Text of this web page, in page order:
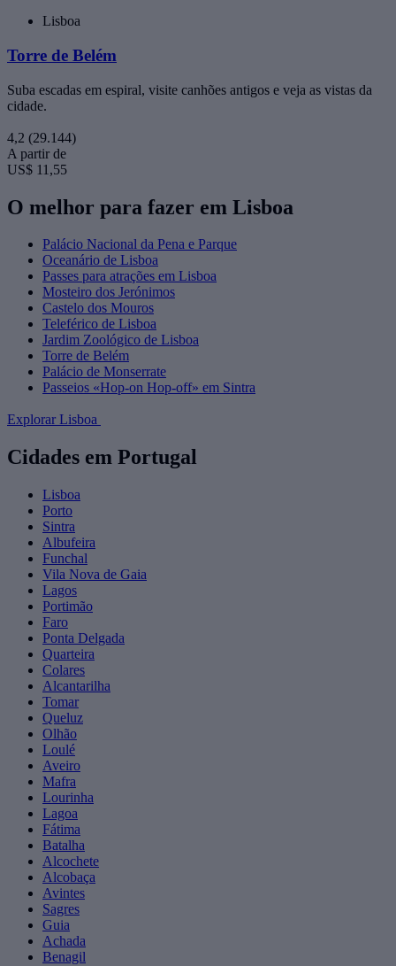
Lisboa
Torre de Belém
Suba escadas em espiral, visite canhões antigos e veja as vistas da
cidade.
4,2 (29.144)
A partir de
US$ 11,55
O melhor para fazer em Lisboa
Palácio Nacional da Pena e Parque
Oceanário de Lisboa
Passes para atrações em Lisboa
Mosteiro dos Jerónimos
Castelo dos Mouros
Teleférico de Lisboa
Jardim Zoológico de Lisboa
Torre de Belém
Palácio de Monserrate
Passeios «Hop-on Hop-off» em Sintra
Explorar Lisboa
Cidades em Portugal
Lisboa
Porto
Sintra
Albufeira
Funchal
Vila Nova de Gaia
Lagos
Portimão
Faro
Ponta Delgada
Quarteira
Colares
Alcantarilha
Tomar
Queluz
Olhão
Loulé
Aveiro
Mafra
Lourinha
Lagoa
Fátima
Batalha
Alcochete
Alcobaça
Avintes
Sagres
Guia
Achada
Benagil